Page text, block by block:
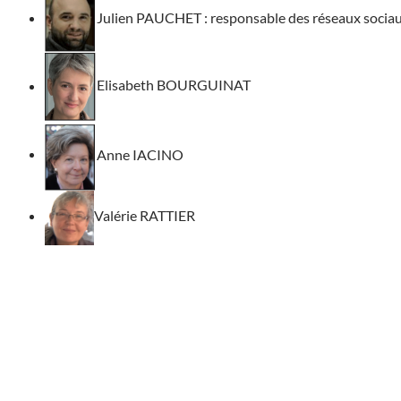
Julien PAUCHET : responsable des réseaux
Elisabeth BOURGUINAT
Anne IACINO
Valérie RATTIER